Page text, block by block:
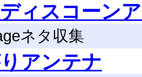
ィスコーン
ネタ収集
アンテナ